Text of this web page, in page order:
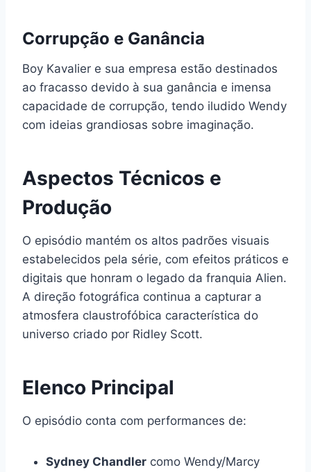
Corrupção e Ganância
Boy Kavalier e sua empresa estão destinados
ao fracasso devido à sua ganância e imensa
capacidade de corrupção, tendo iludido Wendy
com ideias grandiosas sobre imaginação.
Aspectos Técnicos e
Produção
O episódio mantém os altos padrões visuais
estabelecidos pela série, com efeitos práticos e
digitais que honram o legado da franquia Alien.
A direção fotográfica continua a capturar a
atmosfera claustrofóbica característica do
universo criado por Ridley Scott.
Elenco Principal
O episódio conta com performances de:
Sydney Chandler como Wendy/Marcy